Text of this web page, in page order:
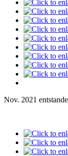
Nov. 2021